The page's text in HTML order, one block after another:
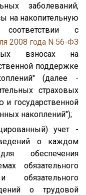
заболеваний,
на накопительную
с
2008 года N 56-ФЗ
взносах на
поддержке
(далее -
страховых
и государственной
накоплений");
учет -
о каждом
обеспечения
обязательного
обязательного
о трудовой